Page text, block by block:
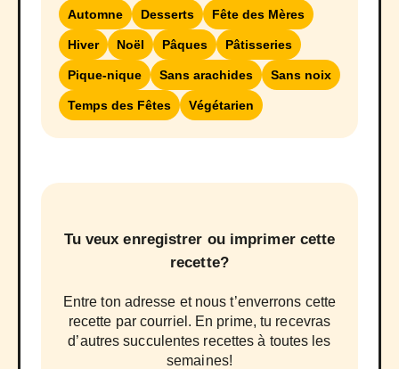
Automne Desserts Fête des Mères
Hiver Noël Pâques Pâtisseries
Pique-nique Sans arachides Sans noix
Temps des Fêtes Végétarien
Tu veux enregistrer ou imprimer cette
recette?
Entre ton adresse et nous t’enverrons cette
recette par courriel. En prime, tu recevras
d’autres succulentes recettes à toutes les
semaines!